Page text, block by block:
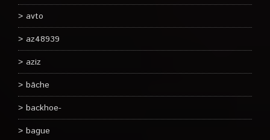
avto
az48939
aziz
bâche
backhoe-
bague